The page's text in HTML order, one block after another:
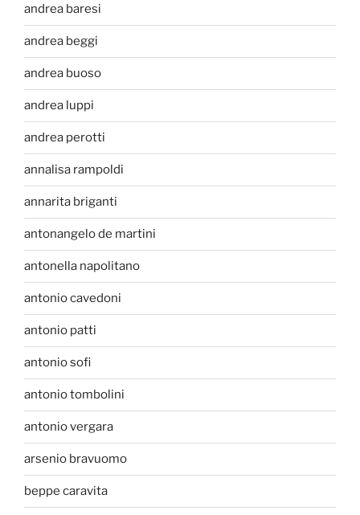
andrea baresi
andrea beggi
andrea buoso
andrea luppi
andrea perotti
annalisa rampoldi
annarita briganti
antonangelo de martini
antonella napolitano
antonio cavedoni
antonio patti
antonio sofi
antonio tombolini
antonio vergara
arsenio bravuomo
beppe caravita